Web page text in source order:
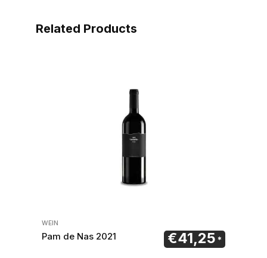
Related Products
WEIN
Pam de Nas 2021 €41,25